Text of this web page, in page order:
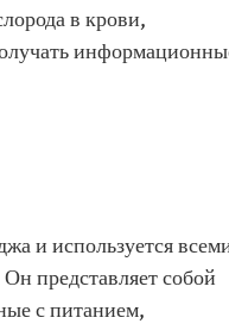
в крови,
и используется
представляет собой
с питанием,